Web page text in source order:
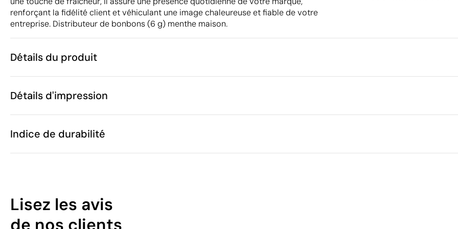
renforçant la fidélité client et véhiculant une image chaleureuse et fiable de votre
entreprise. Distributeur de bonbons (6 g) menthe maison.
Détails du produit
Caractéristiques
Code du produit
Poids
Matière
Plastique
Pays d'envoi
Emballage
Volume de la boîte extérieure
Détails d'impression
Indice de durabilité
/100
Lisez les avis